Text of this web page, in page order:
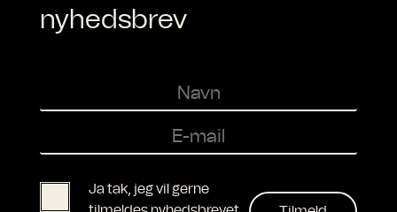
nyhedsbrev
Ja tak, jeg vil gerne